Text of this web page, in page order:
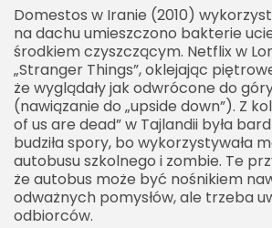
Domestos w Iranie (2010)
na dachu umieszczono bakterie
środkiem czyszczącym. Netflix w
„Stranger Things”, oklejając
że wyglądały jak odwrócone do
(nawiązanie do „upside down”). Z
of us are dead” w Tajlandii była
budziła spory, bo wykorzystywała
autobusu szkolnego i zombie. Te
że autobus może być nośnikiem
odważnych pomysłów, ale trzeba
odbiorców.